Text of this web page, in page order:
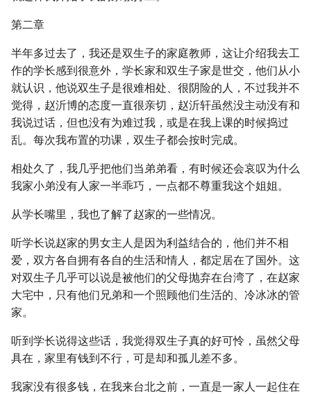
第二章
半年多过去了，我还是双生子的家庭教师，这让介绍我去工
作的学长感到很意外，学长家和双生子家是世交，他们从小
就认识，他说双生子是很难相处、很阴险的人，不过我并不
觉得，赵沂博的态度一直很亲切，赵沂轩虽然没主动没有和
我说过话，但也没有为难过我，或是在我上课的时候捣过
乱。每次我布置的功课，双生子都会按时完成。
相处久了，我几乎把他们当弟弟看，有时候还会哀叹为什么
我家小弟没有人家一半乖巧，一点都不尊重我这个姐姐。
从学长嘴里，我也了解了赵家的一些情况。
听学长说赵家的男女主人是因为利益结合的，他们并不相
爱，双方各自拥有各自的生活和情人，都定居在了国外。这
对双生子几乎可以说是被他们的父母抛弃在台湾了，在赵家
大宅中，只有他们兄弟和一个照顾他们生活的、冷冰冰的管
家。
听到学长说得这些话，我觉得双生子真的好可怜，虽然父母
具在，家里有钱到不行，可是却和孤儿差不多。
我家没有很多钱，在我来台北之前，一直是一家人一起住在